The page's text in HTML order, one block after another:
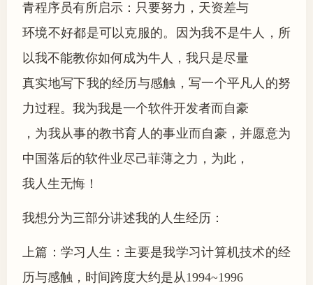
青程序员有所启示：只要努力，天资差与
环境不好都是可以克服的。因为我不是牛人，所
以我不能教你如何成为牛人，我只是尽量
真实地写下我的经历与感触，写一个平凡人的努
力过程。我为我是一个软件开发者而自豪
，为我从事的教书育人的事业而自豪，并愿意为
中国落后的软件业尽己菲薄之力，为此，
我人生无悔！
我想分为三部分讲述我的人生经历：
上篇：学习人生：主要是我学习计算机技术的经
历与感触，时间跨度大约是从1994~1996